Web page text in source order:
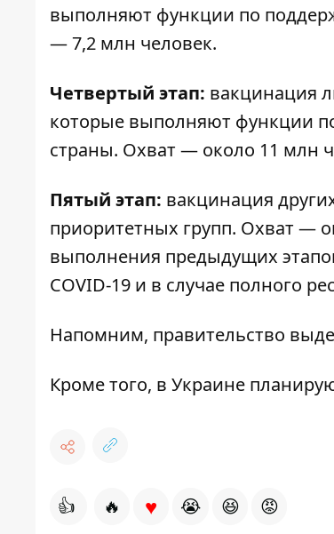
выполняют функции по
— 7,2 млн человек.
Четвертый этап: вакцинация
которые выполняют функции
страны. Охват — около 11 млн
Пятый этап: вакцинация
приоритетных групп. Охват —
выполнения предыдущих
COVID-19 и в случае полного
Напомним, правительство
Кроме того, в Украине
👍 🔥 ♥ 😭 😆 😡